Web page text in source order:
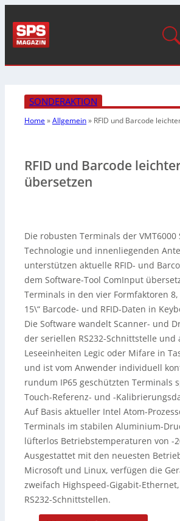
SONDERAKTION
Home»Allgemein» RFID und Barcode
RFID und Barcode
übersetzen
Die robusten Terminals der VMT6000
Technologie und innenliegenden
unterstützen aktuelle RFID- und
dem Software-Tool ComInput
Terminals in den vier Formfaktoren 8,
15\“ Barcode- und RFID-Daten in
Die Software wandelt Scanner- und
der seriellen RS232-Schnittstelle und
Leseeinheiten Legic oder Mifare in
und ist vom Anwender individuell
rundum IP65 geschützten Terminals
Touch-Referenz- und -
Auf Basis aktueller Intel Atom-
Terminals im stabilen Aluminium-
lüfterlos Betriebstemperaturen von -
Ausgestattet mit den neuesten
Microsoft und Linux, verfügen die
zweifach Highspeed-Gigabit-Ethernet,
RS232-Schnittstellen.